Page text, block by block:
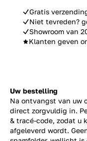
Gratis
Niet tevreden?
Showroom van
Klanten geven
Uw bestelling
Na ontvangst van uw
direct zorgvuldig in.
& tracé-code, zodat u
afgeleverd wordt.